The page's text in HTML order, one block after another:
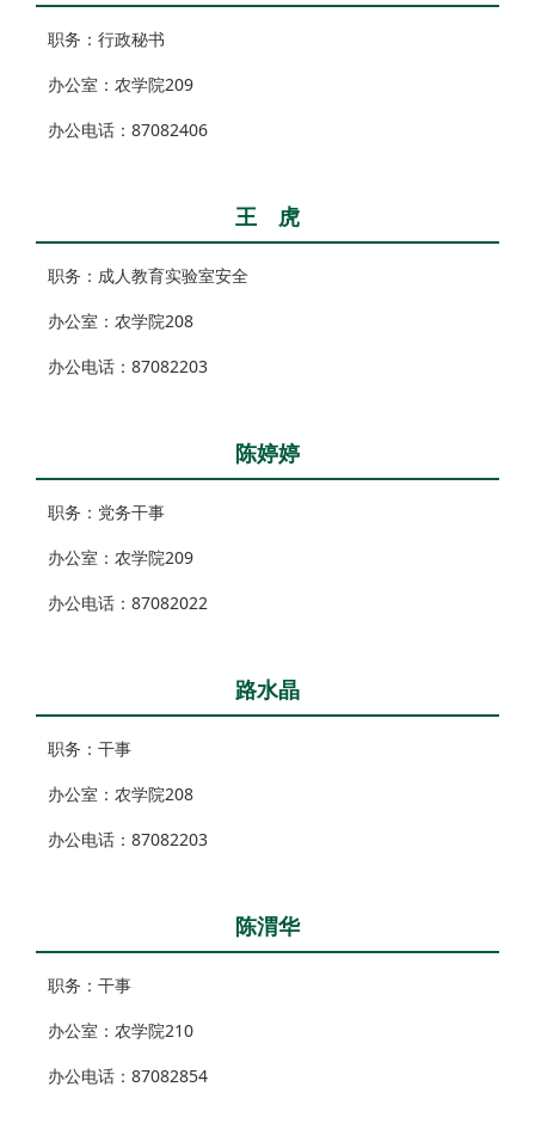
职务：行政秘书
办公室： 农学院209
办公电话：87082406
王 虎
职务：成人教育实验室安全
办公室： 农学院208
办公电话：87082203
陈婷婷
职务：党务干事
办公室： 农学院209
办公电话：87082022
路水晶
职务：干事
办公室： 农学院208
办公电话：87082203
陈渭华
职务：干事
办公室： 农学院210
办公电话：87082854